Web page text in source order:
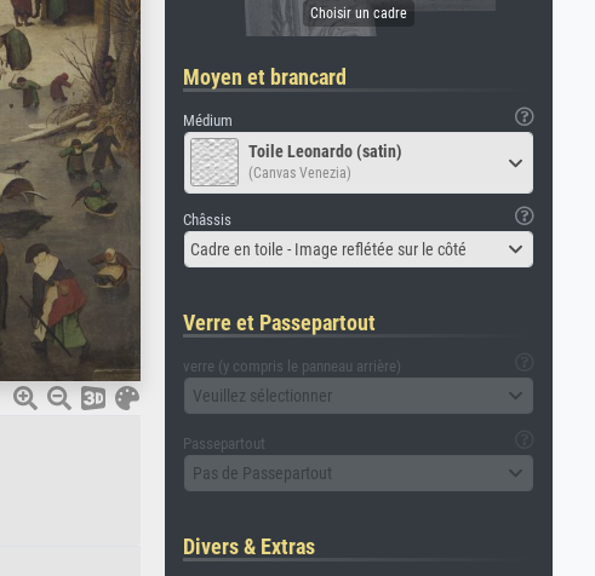
Moyen et brancard
Médium
Toile Leonardo (satin)
(Canvas Venezia)
Châssis
Cadre en toile - Image reflétée sur le côté
Verre et Passepartout
verre (y compris le panneau arrière)
Veuillez sélectionner
Passepartout
Pas de Passepartout
Divers & Extras